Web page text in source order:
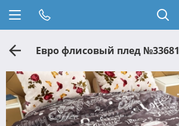
Евро флисовый плед №33681